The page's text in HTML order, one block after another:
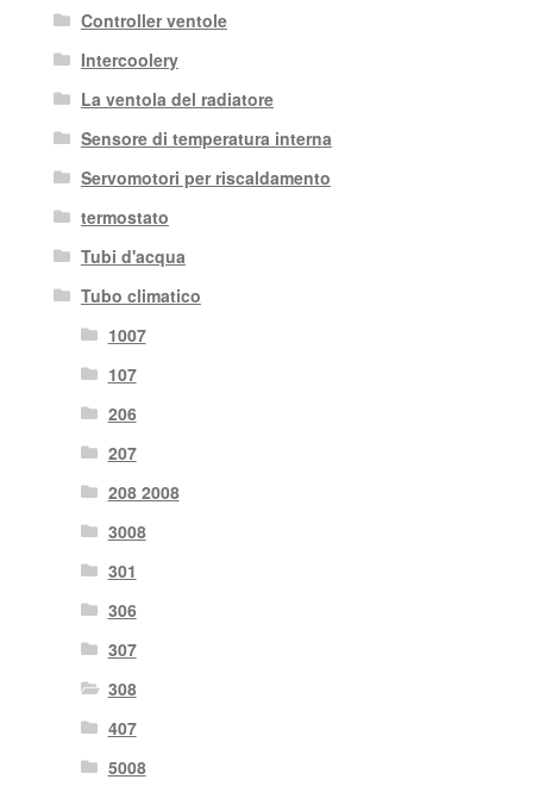
Controller ventole
Intercoolery
La ventola del radiatore
Sensore di temperatura interna
Servomotori per riscaldamento
termostato
Tubi d'acqua
Tubo climatico
1007
107
206
207
208 2008
3008
301
306
307
308
407
5008